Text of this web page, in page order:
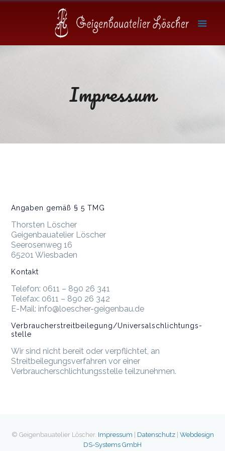
Impressum
Angaben gemäß § 5 TMG
Thorsten Löscher
Geigenbauatelier Löscher
Seerosenweg 16
65201 Wiesbaden
Kontakt
Telefon: 0611 – 890 26 341
Telefax: 0611 – 890 26 342
E-Mail: info@loescher-geigenbau.de
Verbraucher­streit­beilegung/Universal­schlichtungs­
stelle
Wir sind nicht bereit oder verpflichtet, an
Streitbeilegungsverfahren vor einer
Verbraucherschlichtungsstelle teilzunehmen.
© Geigenbauatelier Löscher. Impressum Datenschutz| Webdesign
DS-Systems GmbH